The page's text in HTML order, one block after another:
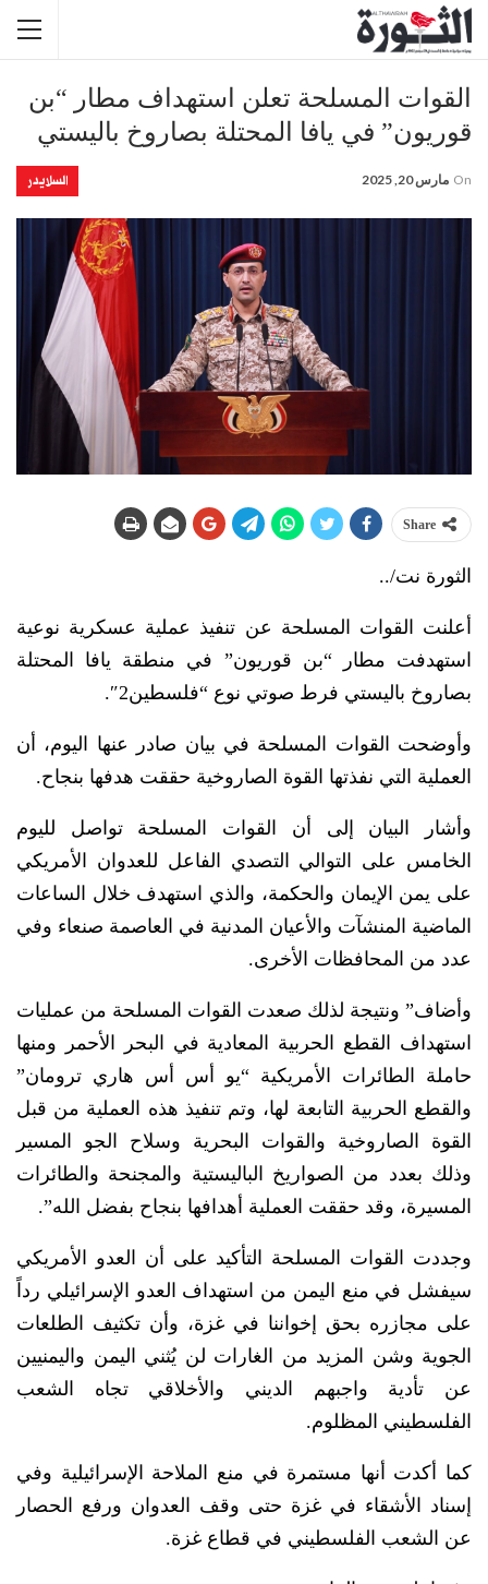
القوات المسلحة تعلن استهداف مطار “بن
قوريون” في يافا المحتلة بصاروخ باليستي
السلايدر On مارس 20, 2025
Share
الثورة نت/..
أعلنت القوات المسلحة عن تنفيذ عملية عسكرية نوعية
استهدفت مطار “بن قوريون” في منطقة يافا المحتلة
بصاروخ باليستي فرط صوتي نوع “فلسطين2″.
وأوضحت القوات المسلحة في بيان صادر عنها اليوم، أن
العملية التي نفذتها القوة الصاروخية حققت هدفها بنجاح.
وأشار البيان إلى أن القوات المسلحة تواصل لليوم
الخامس على التوالي التصدي الفاعل للعدوان الأمريكي
على يمن الإيمان والحكمة، والذي استهدف خلال الساعات
الماضية المنشآت والأعيان المدنية في العاصمة صنعاء وفي
عدد من المحافظات الأخرى.
وأضاف” ونتيجة لذلك صعدت القوات المسلحة من عمليات
استهداف القطع الحربية المعادية في البحر الأحمر ومنها
حاملة الطائرات الأمريكية “يو أس أس هاري ترومان”
والقطع الحربية التابعة لها، وتم تنفيذ هذه العملية من قبل
القوة الصاروخية والقوات البحرية وسلاح الجو المسير
وذلك بعدد من الصواريخ الباليستية والمجنحة والطائرات
المسيرة، وقد حققت العملية أهدافها بنجاح بفضل الله”.
وجددت القوات المسلحة التأكيد على أن العدو الأمريكي
سيفشل في منع اليمن من استهداف العدو الإسرائيلي رداً
على مجازره بحق إخواننا في غزة، وأن تكثيف الطلعات
الجوية وشن المزيد من الغارات لن يُثني اليمن واليمنيين
عن تأدية واجبهم الديني والأخلاقي تجاه الشعب
الفلسطيني المظلوم.
كما أكدت أنها مستمرة في منع الملاحة الإسرائيلية وفي
إسناد الأشقاء في غزة حتى وقف العدوان ورفع الحصار
عن الشعب الفلسطيني في قطاع غزة.